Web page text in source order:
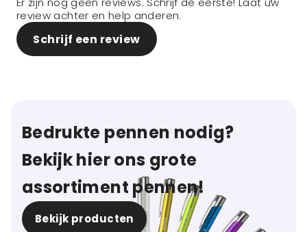
review achter en help anderen.
Schrijf een review
Bedrukte pennen nodig?
Bekijk hier ons grote
assortiment pennen!
Bekijk producten